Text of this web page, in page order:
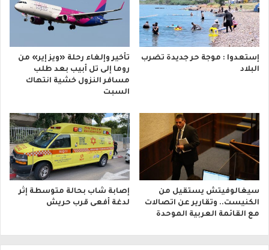
إستعدوا : موجة حر جديدة تضرب
البلاد
تأخير وإلغاء رحلة «ويز إير» من
روما إلى تل أبيب بعد طلب
مسافر النزول خشية انتهاك
السبت
سيغالوفيتش يستقيل من
الكنيست.. وتقارير عن اتصالات
مع القائمة العربية الموحدة
إصابة شاب بحالة متوسطة إثر
لدغة أفعى قرب حريش